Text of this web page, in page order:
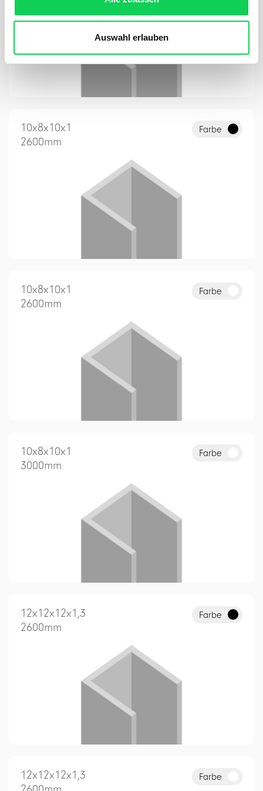
Auswahl erlauben
Farbe
10x8x10x1
2600mm
Farbe
10x8x10x1
2600mm
Farbe
10x8x10x1
3000mm
Farbe
12x12x12x1,3
2600mm
Farbe
12x12x12x1,3